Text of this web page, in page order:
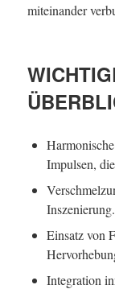
miteinander
Impulsen,
Inszenierung.
Einsatz von
Integration